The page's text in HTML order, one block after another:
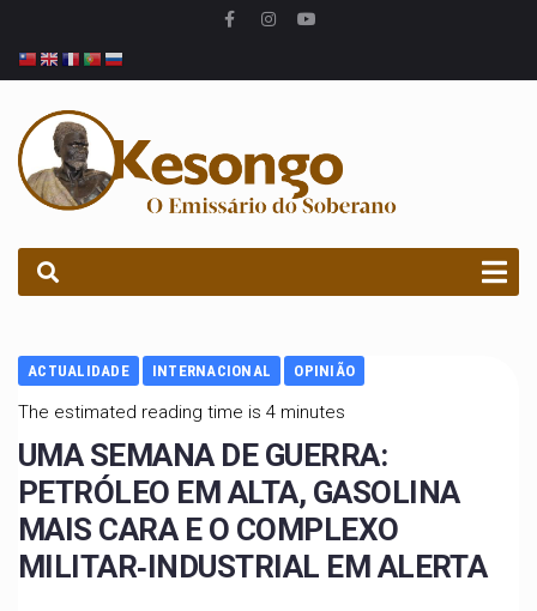
ACTUALIDADE INTERNACIONAL OPINIÃO
The estimated reading time is 4 minutes
UMA SEMANA DE GUERRA:
PETRÓLEO EM ALTA, GASOLINA
MAIS CARA E O COMPLEXO
MILITAR‑INDUSTRIAL EM ALERTA
PROCURAR